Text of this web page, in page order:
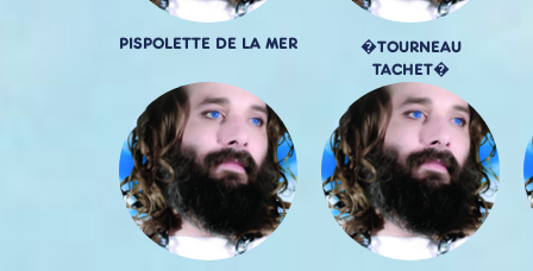
PISPOLETTE DE LA MER
�TOURNEAU
TACHET�